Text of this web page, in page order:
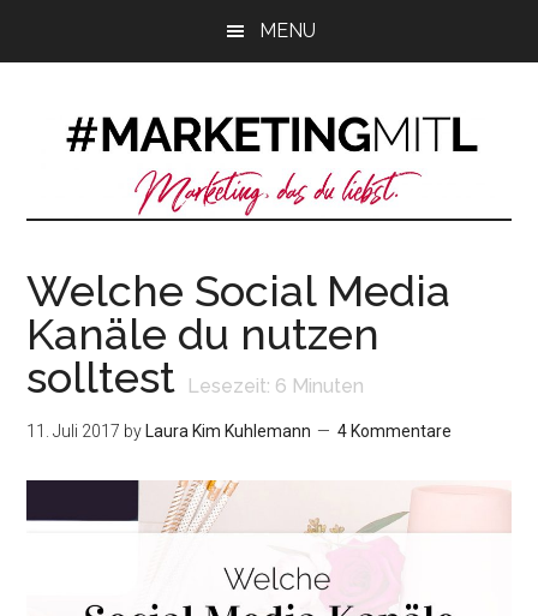
MENU
Welche Social Media
Kanäle du nutzen
solltest
Lesezeit: 6 Minuten
11. Juli 2017 by Laura Kim Kuhlemann 4 Kommentare